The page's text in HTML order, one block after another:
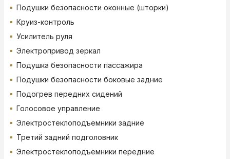
Подушки безопасности оконные (шторки)
Круиз-контроль
Усилитель руля
Электропривод зеркал
Подушка безопасности пассажира
Подушки безопасности боковые задние
Подогрев передних сидений
Голосовое управление
Электростеклоподъемники задние
Третий задний подголовник
Электростеклоподъемники передние